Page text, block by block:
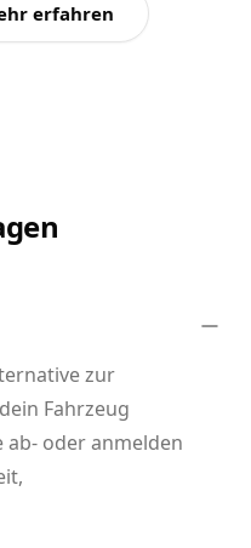
erfahren
zur
Fahrzeug
ab- oder anmelden